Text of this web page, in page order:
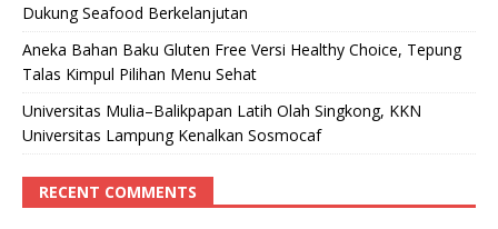
Dukung Seafood Berkelanjutan
Aneka Bahan Baku Gluten Free Versi Healthy Choice, Tepung
Talas Kimpul Pilihan Menu Sehat
Universitas Mulia–Balikpapan Latih Olah Singkong, KKN
Universitas Lampung Kenalkan Sosmocaf
RECENT COMMENTS